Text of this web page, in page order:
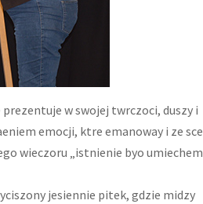
w swojej twrczoci, duszy i
emocji, ktre emanoway i ze
wieczoru „istnienie byo
jesiennie pitek, gdzie midzy